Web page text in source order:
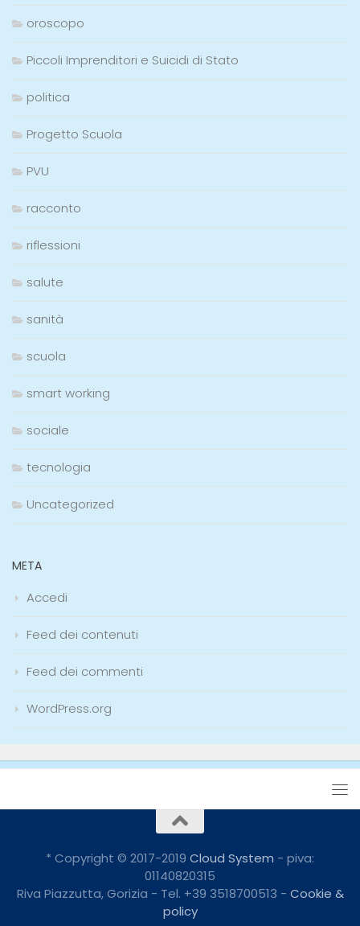
oroscopo
Piccoli Imprenditori e Suicidi di Stato
politica
Progetto Scuola
PVU
racconto
riflessioni
salute
sanità
scuola
smart working
sociale
tecnologia
Uncategorized
META
Accedi
Feed dei contenuti
Feed dei commenti
WordPress.org
* Copyright © 2017-2019 Cloud System - piva:
01140820315
Riva Piazzutta, Gorizia - Tel. +39 3518700513 - Cookie &
policy